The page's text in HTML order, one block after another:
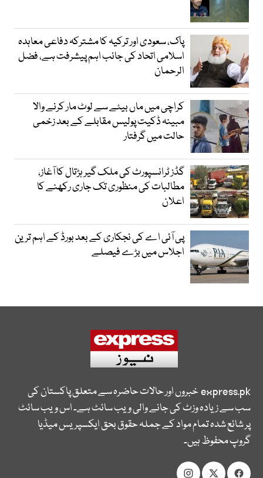
پاک، سعودی اور ترکیہ کا مشترکہ دفاعی معاہدہ
اسلامی اتحاد کی جانب اہم پیشرفت ہے، فضل
الرحمان
کراچی میں ماں بیٹے سے لوٹ مار کرنے والا
مبینہ ڈکیت پولیس مقابلے کے بعد زخمی
حالت میں گرفتار
گڈز ٹرانسپورٹ کی ملک گیر ہڑتال کا آغاز،
مطالبات کی منظوری تک جاری رکھنے کا
اعلان
پی آئی اے کی نجکاری کے بعد بورڈ کے اہم ترین
اجلاس میں بڑے فیصلے
express.pkخبروں اور حالات حاضرہ سے متعلق پاکستان کی
سب سے زیادہ وزٹ کی جانے والی ویب سائٹ ہے۔ اس ویب سائٹ
پر شائع شدہ تمام مواد کے جملہ حقوق بحق ایکسپریس میڈیا
گروپ محفوظ ہیں۔